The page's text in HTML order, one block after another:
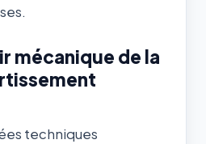
mécanique de la
techniques